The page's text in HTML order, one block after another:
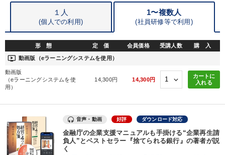
１人
(個人での利用)
1〜複数人
(社員研修等で利用)
形 態 定 価 会員価格 受講人数 購 入
ondemand_video 動画版（eラーニングシステムを使用）
動画版
（eラーニングシステムを使
用）
14,300円 14,300円
カートに
入れる
音声・動画 好評 ダウンロード対応
金融庁の企業支援マニュアルも手掛ける“企業再生請
負人”とベストセラー『捨てられる銀行』の著者が説
く